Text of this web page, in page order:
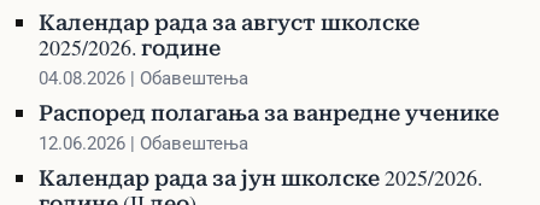
Календар рада за август школске
2025/2026. године
04.08.2026 | Обавештења
Распоред полагања за ванредне ученике
12.06.2026 | Обавештења
Календар рада за јун школске 2025/2026.